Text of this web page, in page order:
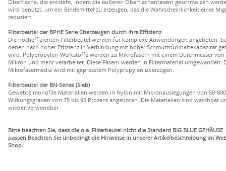
Oberfläche, die entsteht, indem die äußeren Oberflächenfasern geschmolzen
wird benutzt, um ein Bindemittel zu erzeugen, das die Wahrscheinlichkeit einer
reduziert.
Filterbeutel der BPHE Serie überzeugen durch Ihre Effizienz
Die hocheffizienten Filterbeutel werden für komplexe Anwendungen angeboten,
denen nach hoher Effizienz in Verbindung mit hoher Schmutzrückhaltekapazität
wird. Polypropylen-Werkstoffe werden zu Mikrofasern mit einem Durchmesser von
Mikron und mehr verarbeitet. Diese Fasern werden in Filtermaterial umgewandelt.
Mikrofasermedia wird mit gepresstem Polypropylen überzogen.
Filterbeutel der BN-Series (Sieb)
Gewebte monofile Materialien werden in Nylon mit Mikronauslegungen von 50-
Wirkungsgraden von 75 bis 95 Prozent angeboten. Die Materialien sind waschbar
wieder verwendbar
Bitte beachten Sie, dass die o.a. Filterbeutel nicht die Standard BIG BLUE GEHÄUSE
passen.Beachten Sie unbedingt die Hinweise in unserer Artikelbeschreibung im
Shop.